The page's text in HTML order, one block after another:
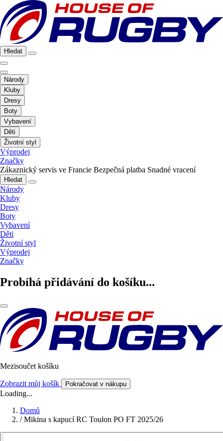
Hledat
Národy
Kluby
Dresy
Boty
Vybavení
Děti
Životní styl
Výprodej
Značky
Zákaznický servis ve Francie Bezpečná platba Snadné vracení
Hledat
Národy
Kluby
Dresy
Boty
Vybavení
Děti
Životní styl
Výprodej
Značky
Probíhá přidávání do košíku...
Mezisoučet košíku
Zobrazit můj košík Pokračovat v nákupu
Loading...
Domů
/ Mikina s kapucí RC Toulon PO FT 2025/26